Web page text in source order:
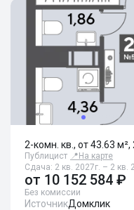
2-комн. кв., от 43.63
Публицист 📍 На карте
Сдача: 2 кв. 2027г. – 2 кв.
от 10 152 584 ₽
Без комиссии
ИсточникДомклик